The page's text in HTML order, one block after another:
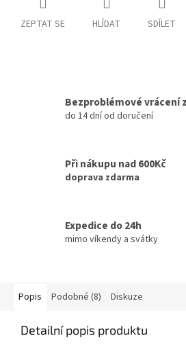
ZEPTAT SE HLÍDAT SDÍLET
Bezproblémové vrácení
do 14 dní od doručení
Při nákupu nad 600Kč
doprava zdarma
Expedice do 24h
mimo víkendy a svátky
Popis Podobné (8) Diskuze
Detailní popis produktu